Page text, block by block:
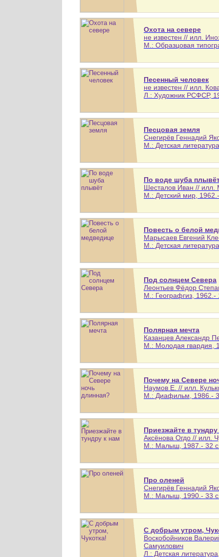
Охота на севере
не известен // илл.
М.: Образцовая
Песенный человек
не известен // илл.
Л.: Художник РСФСР,
Песцовая земля
Снегирёв Геннадий
М.: Детская
По воде шуба
Шесталов Иван //
М.: Детский мир,
Повесть о белой
Марысаев Евгений
М.: Детская
Под солнцем Севера
Леонтьев Фёдор
М.: Географгиз, 1962.-
Полярная мечта
Казанцев Александр
М.: Молодая гвардия,
Почему на Севере
Наумов Е. // илл.
М.: Диафильм, 1986.-
Приезжайте в тундру
Аксёнова Огдо // илл.
М.: Малыш, 1987.- 32
Про оленей
Снегирёв Геннадий
М.: Малыш, 1990.- 33
С добрым утром,
Воскобойников
Самуилович
Л.: Детская